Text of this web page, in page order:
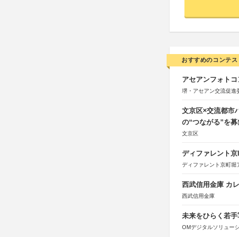
おすすめのコンテス
アセアンフォト
堺・アセアン交流促進
文京区×交流都市
の“つながる”を募
文京区
ディファレント
ディファレント京町堀
西武信用金庫 カ
西武信用金庫
未来をひらく若
OMデジタルソリュー